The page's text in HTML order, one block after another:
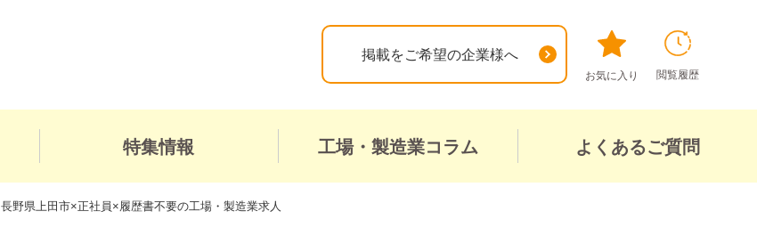
掲載をご希望の企業様へ
お気に入り 閲覧履歴
特集情報 工場・製造業コラム よくあるご質問
長野県上田市×正社員×履歴書不要の工場・製造業求人